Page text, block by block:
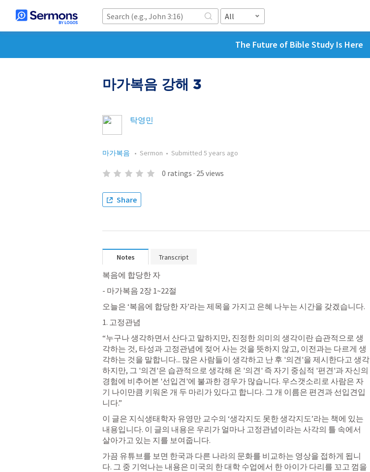
All
The Future of Bible Study Is Here
마가복음 강해 3
탁영민
마가복음 • Sermon • Submitted 5 years ago
0 ratings · 25 views
Share
Notes Transcript
복음에 합당한 자
- 마가복음 2장 1~22절
오늘은 ‘복음에 합당한 자’라는 제목을 가지고 은혜 나누는 시간을 갖겠습니다.
1. 고정관념
“누구나 생각하면서 산다고 말하지만, 진정한 의미의 생각이란 습관적으로 생
각하는 것, 타성과 고정관념에 젖어 사는 것을 뜻하지 않고, 이전과는 다르게 생
각하는 것을 말합니다... 많은 사람들이 생각하고 난 후 '의견'을 제시한다고 생각
하지만, 그 '의견'은 습관적으로 생각해 온 '의견' 즉 자기 중심적 '편견'과 자신의
경험에 비추어본 '선입견'에 불과한 경우가 많습니다. 우스갯소리로 사람은 자
기 나이만큼 키워온 개 두 마리가 있다고 합니다. 그 개 이름은 편견과 선입견입
니다.”
이 글은 지식생태학자 유영만 교수의 ‘생각지도 못한 생각지도’라는 책에 있는
내용입니다. 이 글의 내용은 우리가 얼마나 고정관념이라는 사각의 틀 속에서
살아가고 있는 지를 보여줍니다.
가끔 유튜브를 보면 한국과 다른 나라의 문화를 비교하는 영상을 접하게 됩니
다. 그 중 기억나는 내용은 미국의 한 대학 수업에서 한 아이가 다리를 꼬고 껌을